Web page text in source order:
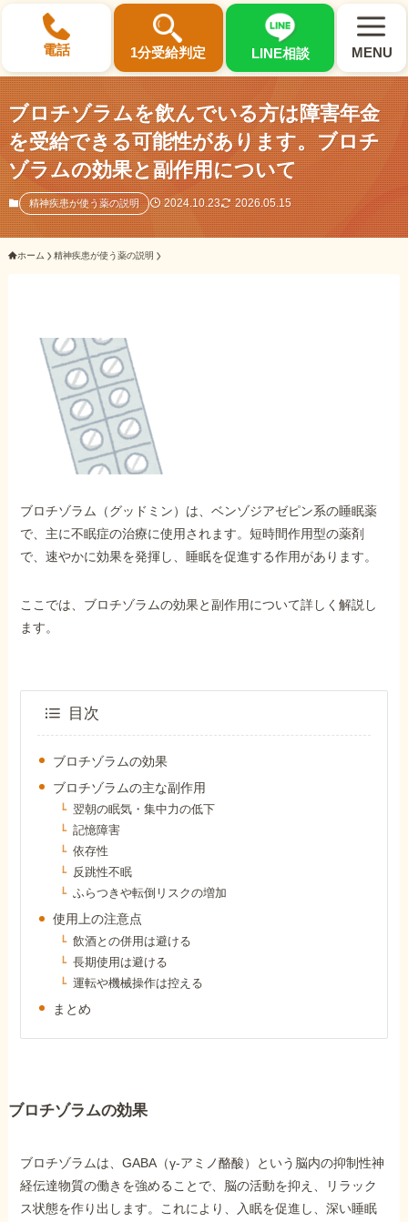
電話 1分受給判定 LINE相談 MENU
×
選ばれる3つの理由
初回相談料0円・受給後報酬型
サポート料金について
ご相談事例をみる
外出困難でもOK
非対面で申請できる
ホーム
受給事例
Q&A・相談事例
障害年金コラム
お知らせ
事務所について
お客様からの感謝のお手紙
で受給相談をする
ブロチゾラムを飲んでいる方は障害年金
を受給できる可能性があります。ブロチ
ゾラムの効果と副作用について
精神疾患が使う薬の説明 2024.10.23 2026.05.15
ホーム 精神疾患が使う薬の説明
ブロチゾラム（グッドミン）は、ベンゾジアゼピン系の睡眠薬
で、主に不眠症の治療に使用されます。短時間作用型の薬剤
で、速やかに効果を発揮し、睡眠を促進する作用があります。
ここでは、ブロチゾラムの効果と副作用について詳しく解説し
ます。
目次
ブロチゾラムの効果
ブロチゾラムの主な副作用
翌朝の眠気・集中力の低下
記憶障害
依存性
反跳性不眠
ふらつきや転倒リスクの増加
使用上の注意点
飲酒との併用は避ける
長期使用は避ける
運転や機械操作は控える
まとめ
ブロチゾラムの効果
ブロチゾラムは、GABA（γ-アミノ酪酸）という脳内の抑制性神
経伝達物質の働きを強めることで、脳の活動を抑え、リラック
ス状態を作り出します。これにより、入眠を促進し、深い睡眠